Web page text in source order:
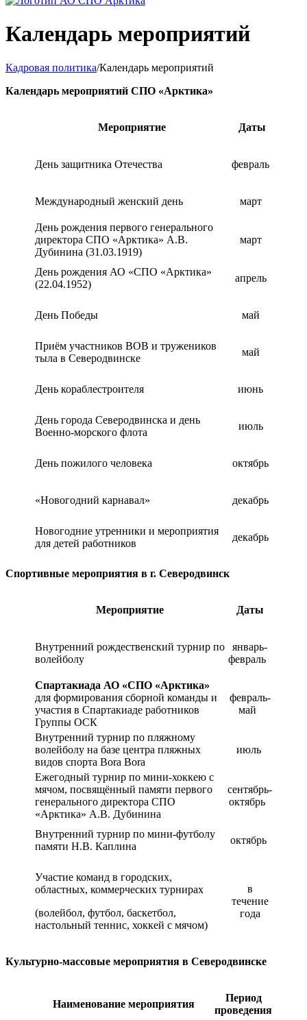
Календарь мероприятий
Кадровая политика/Календарь мероприятий
Календарь мероприятий СПО «Арктика»
Мероприятие Даты
День защитника Отечества февраль
Международный женский день март
День рождения первого генерального
директора СПО «Арктика» А.В.
Дубинина (31.03.1919)
март
День рождения АО «СПО «Арктика»
(22.04.1952)
апрель
День Победы май
Приём участников ВОВ и тружеников
тыла в Северодвинске
май
День кораблестроителя июнь
День города Северодвинска и день
Военно-морского флота
июль
День пожилого человека октябрь
«Новогодний карнавал» декабрь
Новогодние утренники и мероприятия
для детей работников
декабрь
Спортивные мероприятия в г. Северодвинск
Мероприятие Даты
Внутренний рождественский турнир по
волейболу
январь-
февраль
Спартакиада АО «СПО «Арктика»
для формирования сборной команды и
участия в Спартакиаде работников
Группы ОСК
февраль-
май
Внутренний турнир по пляжному
волейболу на базе центра пляжных
видов спорта Bora Bora
июль
Ежегодный турнир по мини-хоккею с
мячом, посвящённый памяти первого
генерального директора СПО
«Арктика» А.В. Дубинина
сентябрь-
октябрь
Внутренний турнир по мини-футболу
памяти Н.В. Каплина
октябрь
Участие команд в городских,
областных, коммерческих турнирах
(волейбол, футбол, баскетбол,
настольный теннис, хоккей с мячом)
в
течение
года
Культурно-массовые мероприятия в Северодвинске
Наименование мероприятия
Период
проведения